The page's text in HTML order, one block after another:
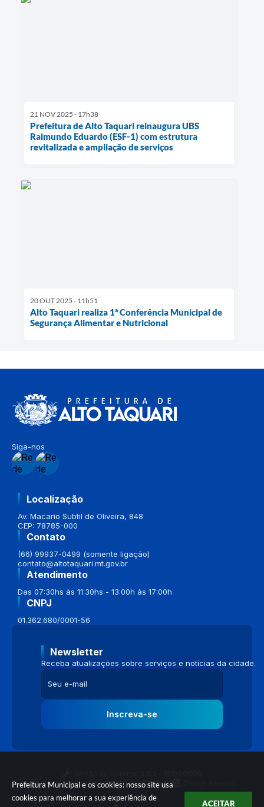
Prefeitura Municipal e os cookies: nosso site usa
cookies para melhorar a sua experiência de
ACEITAR
21 NOV 2025 - 17h38
Prefeitura de Alto Taquari reinaugura UBS
Raimundo Eduardo (ESF-1) com estrutura
revitalizada e ampliação de serviços
20 OUT 2025 - 11h51
Alto Taquari realiza 1ª Conferência Municipal de
Segurança Alimentar e Nutricional
Siga-nos
Localização
Av. Macario Subtil de Oliveira, 848
CEP: 78785-000
Contato
(66) 99937-0499 (somente ligação)
contato@altotaquari.mt.gov.br
Atendimento
Das 07:30hs às 11:30hs - 13:00h às 17:00h
CNPJ
01.362.680/0001-56
Newsletter
Receba atualizações sobre serviços e notícias da cidade.
Inscreva-se
Portal atualizado em:04/08/2026 16:58